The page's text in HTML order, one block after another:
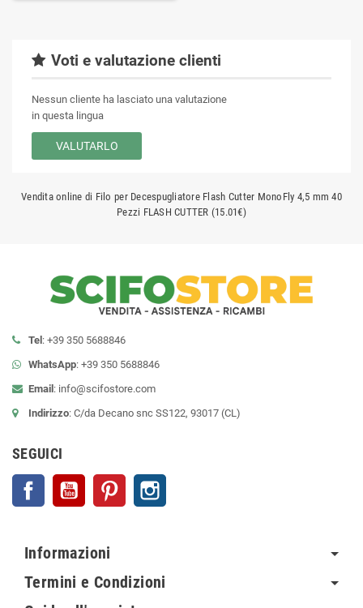
Voti e valutazione clienti
Nessun cliente ha lasciato una valutazione
in questa lingua
VALUTARLO
Vendita online di Filo per Decespugliatore Flash Cutter MonoFly 4,5 mm 40
Pezzi FLASH CUTTER (15.01€)
Tel: +39 350 5688846
WhatsApp: +39 350 5688846
Email: info@scifostore.com
Indirizzo: C/da Decano snc SS122, 93017 (CL)
SEGUICI
Facebook YouTube Pinterest
Informazioni
Termini e Condizioni